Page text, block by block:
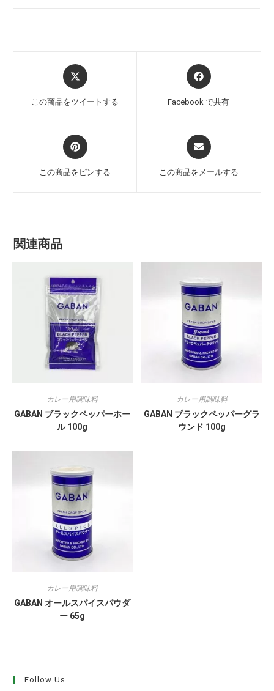
この商品をツイートする Facebook で共有
この商品をピンする この商品をメールする
関連商品
カレー用調味料
GABAN ブラックペッパーホー
ル 100g
カレー用調味料
GABAN ブラックペッパーグラ
ウンド 100g
カレー用調味料
GABAN オールスパイスパウダ
ー 65g
Follow Us